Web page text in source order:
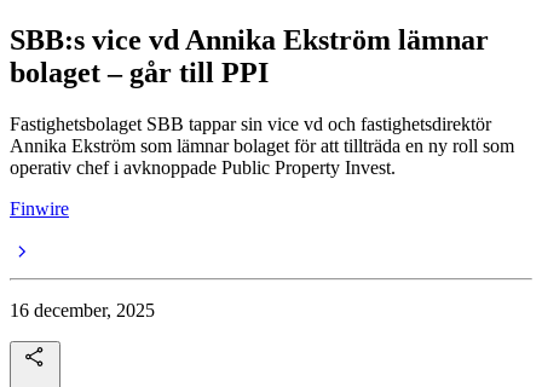
SBB:s vice vd Annika Ekström lämnar
bolaget – går till PPI
Fastighetsbolaget SBB tappar sin vice vd och fastighetsdirektör
Annika Ekström som lämnar bolaget för att tillträda en ny roll som
operativ chef i avknoppade Public Property Invest.
Finwire
16 december, 2025